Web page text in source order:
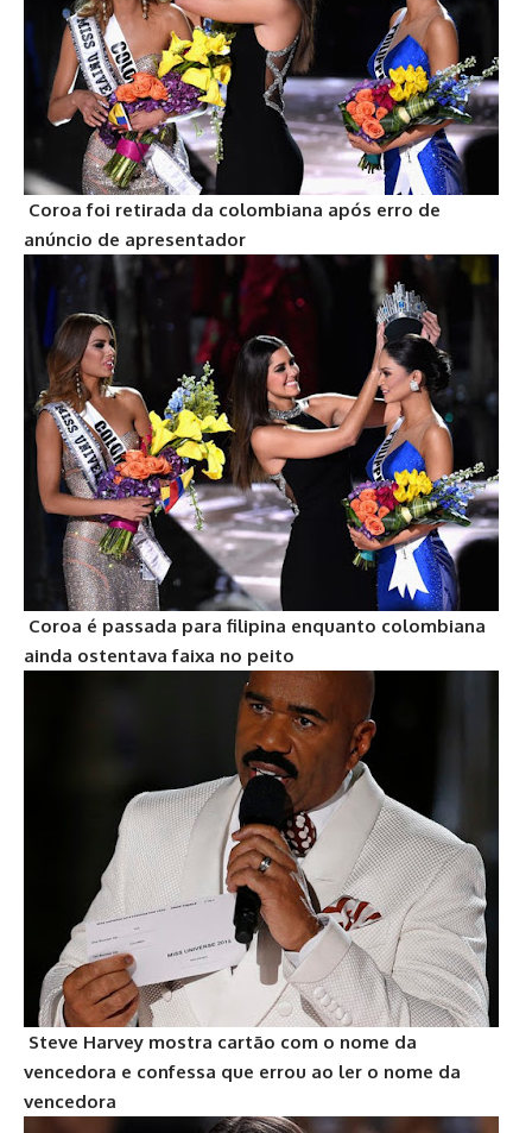
Coroa foi retirada da colombiana após erro de
anúncio de apresentador
Coroa é passada para filipina enquanto colombiana
ainda ostentava faixa no peito
Steve Harvey mostra cartão com o nome da
vencedora e confessa que errou ao ler o nome da
vencedora